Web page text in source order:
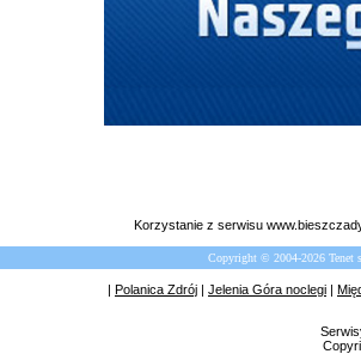
Korzystanie z serwisu
Copyright © 2004-2026
| Polanica Zdrój | Jelenia Góra noclegi |